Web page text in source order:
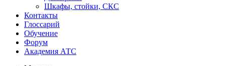
Шкафы, стойки, СКС
Контакты
Глоссарий
Обучение
Форум
Академия АТС